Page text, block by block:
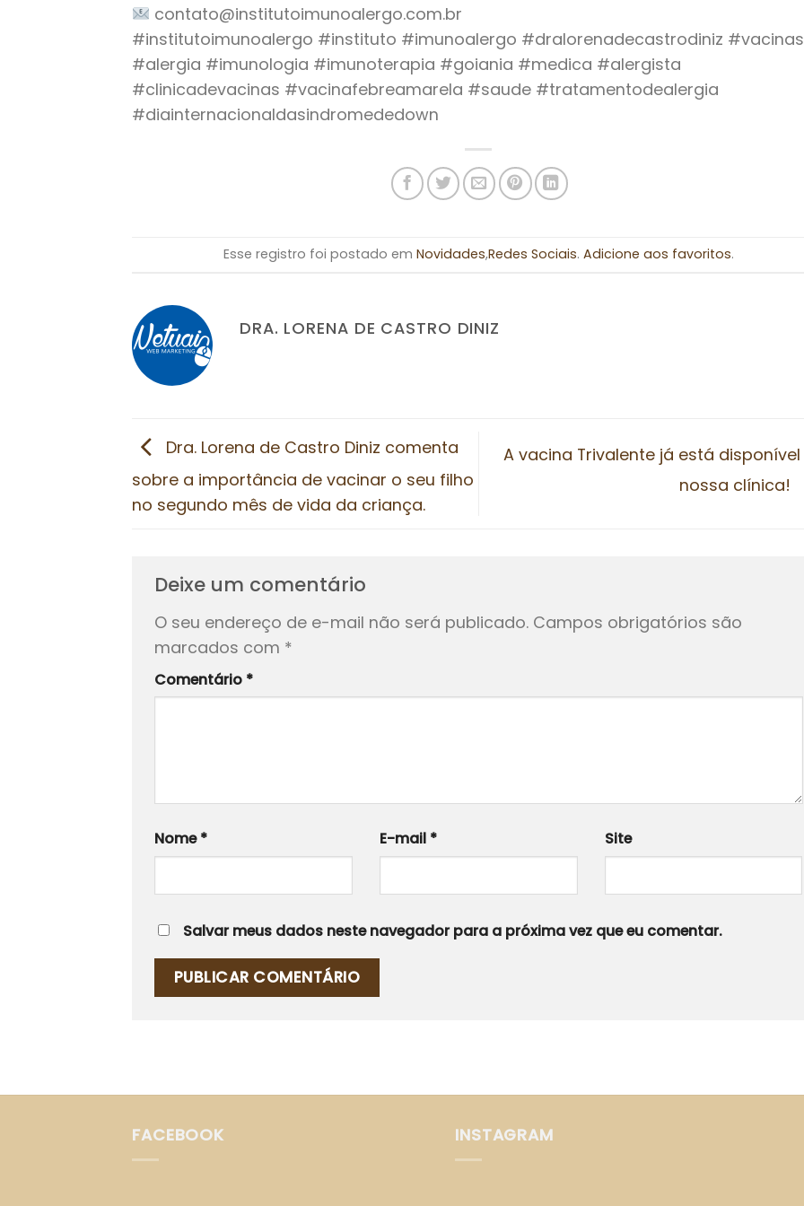
contato@institutoimunoalergo.com.br
#institutoimunoalergo #instituto #imunoalergo #dralorenadecastrodiniz #vacinas
#alergia #imunologia #imunoterapia #goiania #medica #alergista
#clinicadevacinas #vacinafebreamarela #saude #tratamentodealergia
#diainternacionaldasindromededown
Esse registro foi postado em Novidades,Redes Sociais. Adicione aos favoritos.
DRA. LORENA DE CASTRO DINIZ
Dra. Lorena de Castro Diniz comenta
sobre a importância de vacinar o seu filho
no segundo mês de vida da criança.
A vacina Trivalente já está
nossa clínica!
Deixe um comentário
O seu endereço de e-mail não será publicado. Campos obrigatórios são
marcados com *
Comentário *
Nome* E-mail * Site
Salvar meus dados neste navegador para a próxima vez que eu comentar.
FACEBOOK INSTAGRAM